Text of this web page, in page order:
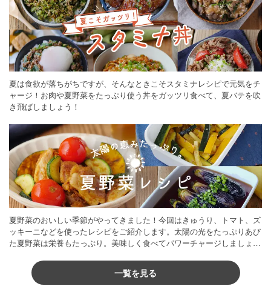
夏は食欲が落ちがちですが、そんなときこそスタミナレシピで元気をチ
ャージ！お肉や夏野菜をたっぷり使う丼をガッツリ食べて、夏バテを吹
き飛ばしましょう！
夏野菜のおいしい季節がやってきました！今回はきゅうり、トマト、ズ
ッキーニなどを使ったレシピをご紹介します。太陽の光をたっぷりあび
た夏野菜は栄養もたっぷり。美味しく食べてパワーチャージしましょう
一覧を見る